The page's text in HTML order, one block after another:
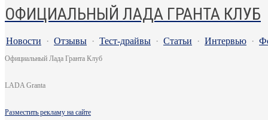
ОФИЦИАЛЬНЫЙ ЛАДА ГРАНТА КЛУБ
Новости · Отзывы · Тест-драйвы · Статьи · Интервью ·
Официальный Лада Гранта Клуб
LADA Granta
Разместить рекламу на сайте